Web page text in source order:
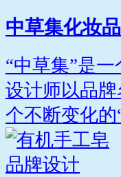
中草集化妆
“中草集”是
设计师以品
个不断变化的